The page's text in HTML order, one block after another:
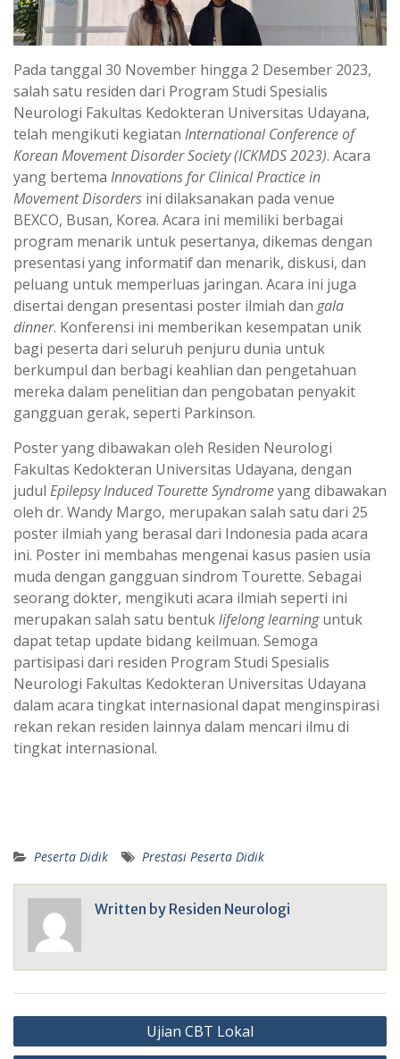
Pada tanggal 30 November hingga 2 Desember 2023,
salah satu residen dari Program Studi Spesialis
Neurologi Fakultas Kedokteran Universitas Udayana,
telah mengikuti kegiatan International Conference of
Korean Movement Disorder Society (ICKMDS 2023). Acara
yang bertema Innovations for Clinical Practice in
Movement Disorders ini dilaksanakan pada venue
BEXCO, Busan, Korea. Acara ini memiliki berbagai
program menarik untuk pesertanya, dikemas dengan
presentasi yang informatif dan menarik, diskusi, dan
peluang untuk memperluas jaringan. Acara ini juga
disertai dengan presentasi poster ilmiah dan gala
dinner. Konferensi ini memberikan kesempatan unik
bagi peserta dari seluruh penjuru dunia untuk
berkumpul dan berbagi keahlian dan pengetahuan
mereka dalam penelitian dan pengobatan penyakit
gangguan gerak, seperti Parkinson.
Poster yang dibawakan oleh Residen Neurologi
Fakultas Kedokteran Universitas Udayana, dengan
judul Epilepsy Induced Tourette Syndromeyang dibawakan
oleh dr. Wandy Margo, merupakan salah satu dari 25
poster ilmiah yang berasal dari Indonesia pada acara
ini. Poster ini membahas mengenai kasus pasien usia
muda dengan gangguan sindrom Tourette. Sebagai
seorang dokter, mengikuti acara ilmiah seperti ini
merupakan salah satu bentuklifelong learninguntuk
dapat tetap update bidang keilmuan. Semoga
partisipasi dari residen Program Studi Spesialis
Neurologi Fakultas Kedokteran Universitas Udayana
dalam acara tingkat internasional dapat menginspirasi
rekan rekan residen lainnya dalam mencari ilmu di
tingkat internasional.
Peserta Didik Prestasi Peserta Didik
Written by Residen Neurologi
Post
navigation
Ujian CBT Lokal